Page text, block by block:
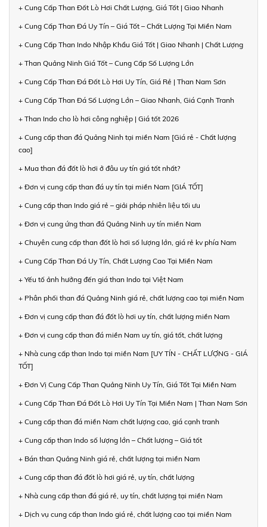
+ Cung Cấp Than Đốt Lò Hơi Chất Lượng, Giá Tốt | Giao Nhanh
+ Cung Cấp Than Đá Uy Tín – Giá Tốt – Chất Lượng Tại Miền Nam
+ Cung Cấp Than Indo Nhập Khẩu Giá Tốt | Giao Nhanh | Chất Lượng
+ Than Quảng Ninh Giá Tốt – Cung Cấp Số Lượng Lớn
+ Cung Cấp Than Đá Đốt Lò Hơi Uy Tín, Giá Rẻ | Than Nam Sơn
+ Cung Cấp Than Đá Số Lượng Lớn – Giao Nhanh, Giá Cạnh Tranh
+ Than Indo cho lò hơi công nghiệp | Giá tốt 2026
+ Cung cấp than đá Quảng Ninh tại miền Nam [Giá rẻ - Chất lượng
cao]
+ Mua than đá đốt lò hơi ở đâu uy tín giá tốt nhất?
+ Đơn vị cung cấp than đá uy tín tại miền Nam [GIÁ TỐT]
+ Cung cấp than Indo giá rẻ – giải pháp nhiên liệu tối ưu
+ Đơn vị cung ứng than đá Quảng Ninh uy tín miền Nam
+ Chuyên cung cấp than đốt lò hơi số lượng lớn, giá rẻ kv phía Nam
+ Cung Cấp Than Đá Uy Tín, Chất Lượng Cao Tại Miền Nam
+ Yếu tố ảnh hưởng đến giá than Indo tại Việt Nam
+ Phân phối than đá Quảng Ninh giá rẻ, chất lượng cao tại miền Nam
+ Đơn vị cung cấp than đá đốt lò hơi uy tín, chất lượng miền Nam
+ Đơn vị cung cấp than đá miền Nam uy tín, giá tốt, chất lượng
+ Nhà cung cấp than Indo tại miền Nam [UY TÍN - CHẤT LƯỢNG - GIÁ
TỐT]
+ Đơn Vị Cung Cấp Than Quảng Ninh Uy Tín, Giá Tốt Tại Miền Nam
+ Cung Cấp Than Đá Đốt Lò Hơi Uy Tín Tại Miền Nam | Than Nam Sơn
+ Cung cấp than đá miền Nam chất lượng cao, giá cạnh tranh
+ Cung cấp than Indo số lượng lớn – Chất lượng – Giá tốt
+ Bán than Quảng Ninh giá rẻ, chất lượng tại miền Nam
+ Cung cấp than đá đốt lò hơi giá rẻ, uy tín, chất lượng
+ Nhà cung cấp than đá giá rẻ, uy tín, chất lượng tại miền Nam
+ Dịch vụ cung cấp than Indo giá rẻ, chất lượng cao tại miền Nam